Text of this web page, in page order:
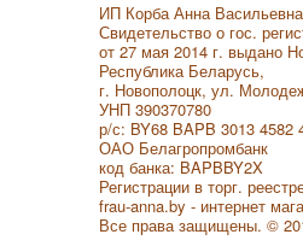
ИП Корба Анна Васильевна
Свидетельство о гос.
от 27 мая 2014 г. выдано
Республика Беларусь,
г. Новополоцк, ул.
УНП 390370780
р/с: BY68 BAPB 3013 4582
ОАО Белагропромбанк
код банка: BAPBBY2X
Регистрации в торг.
frau-anna.by - интернет
Все права защищены. ©